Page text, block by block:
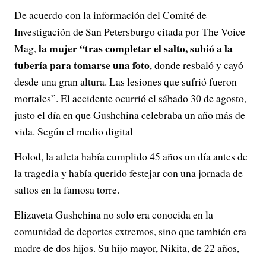
De acuerdo con la información del Comité de
Investigación de San Petersburgo citada por The Voice
Mag,la mujer “tras completar el salto, subió a la
tubería para tomarse una foto, donde resbaló y cayó
desde una gran altura. Las lesiones que sufrió fueron
mortales”. El accidente ocurrió el sábado 30 de agosto,
justo el día en que Gushchina celebraba un año más de
vida. Según el medio digital
Holod, la atleta había cumplido 45 años un día antes de
la tragedia y había querido festejar con una jornada de
saltos en la famosa torre.
Elizaveta Gushchina no solo era conocida en la
comunidad de deportes extremos, sino que también era
madre de dos hijos. Su hijo mayor, Nikita, de 22 años,